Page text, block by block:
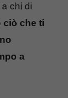
chi di
ciò che ti
a